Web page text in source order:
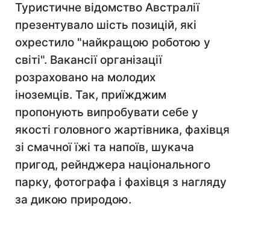
Туристичне відомство Австралії
презентувало шість позицій, які
охрестило "найкращою роботою у
світі". Вакансії організації
розраховано на молодих
іноземців. Так, приїжджим
пропонують випробувати себе у
якості головного жартівника, фахівця
зі смачної їжі та напоїв, шукача
пригод, рейнджера національного
парку, фотографа і фахівця з нагляду
за дикою природою.